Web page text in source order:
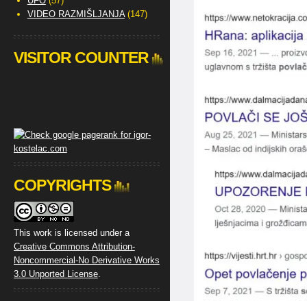
VIDEO RAZMIŠLJANJA(147)
VISITOR COUNTER
COPYRIGHTS
This work is licensed under a
Creative Commons Attribution-
Noncommercial-No Derivative Works
3.0 Unported License.